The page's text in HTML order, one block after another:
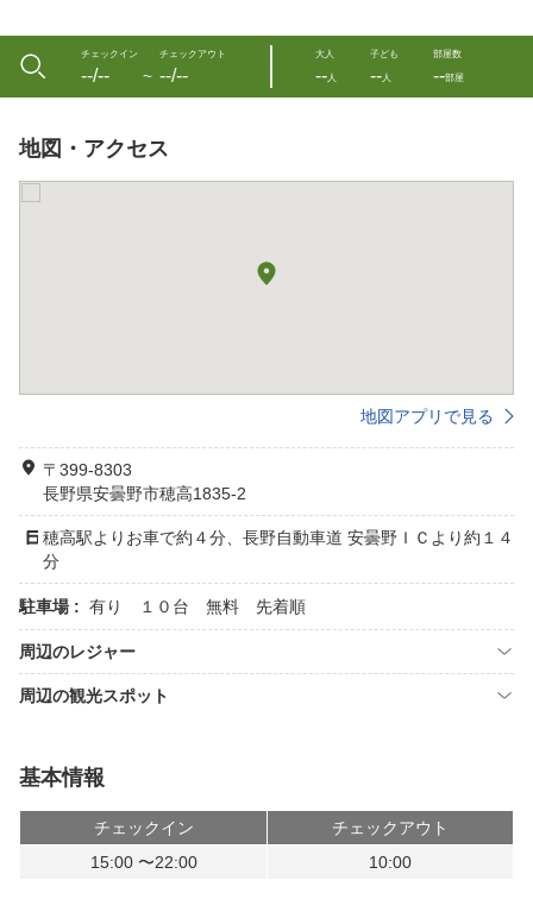
チェックイン
--/-- 〜
チェックアウト
--/--
大人
--人
子ども
--人
部屋数
--部屋
地図・アクセス
地図アプリで見る
〒399-8303
長野県安曇野市穂高1835-2
穂高駅よりお車で約４分、長野自動車道 安曇野ＩＣより約１４
分
駐車場 : 有り １０台 無料 先着順
周辺のレジャー
周辺の観光スポット
基本情報
チェックイン
チェックアウト
15:00 〜22:00
10:00